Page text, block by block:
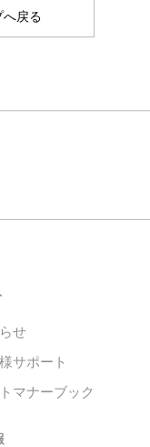
へ戻る
せ
サポート
マナーブック